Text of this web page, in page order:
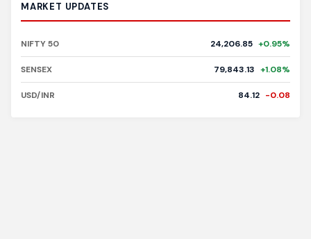
MARKET UPDATES
NIFTY 50 24,206.85 +0.95%
SENSEX 79,843.13 +1.08%
USD/INR 84.12 -0.08